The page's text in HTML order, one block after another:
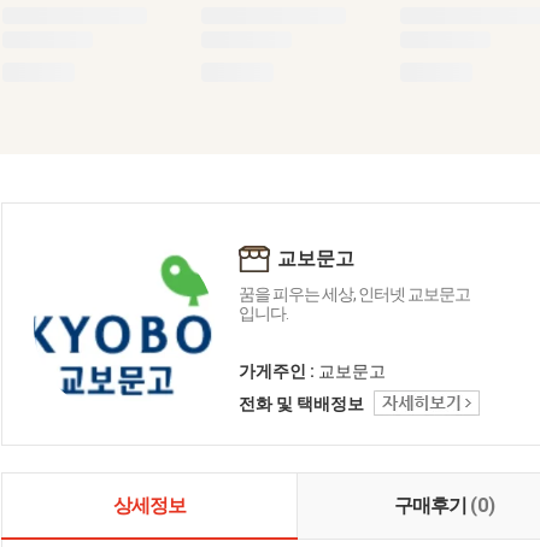
교보문고
꿈을 피우는 세상, 인터넷 교보문고
입니다.
가게주인 : 교보문고
전화 및 택배정보
상세정보 구매후기 (0)